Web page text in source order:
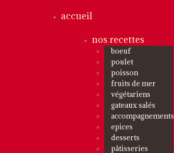
accueil
nos recettes
boeuf
poulet
poisson
fruits de mer
végétariens
gateaux salés
accompagnements
epices
desserts
pâtisseries